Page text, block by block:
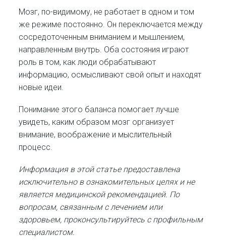
Мозг, по-видимому, не работает в одном и том
же режиме постоянно. Он переключается между
сосредоточенным вниманием и мышлением,
направленным внутрь. Оба состояния играют
роль в том, как люди обрабатывают
информацию, осмысливают свой опыт и находят
новые идеи.
Понимание этого баланса помогает лучше
увидеть, каким образом мозг организует
внимание, воображение и мыслительный
процесс.
Информация в этой статье предоставлена
исключительно в ознакомительных целях и не
является медицинской рекомендацией. По
вопросам, связанным с лечением или
здоровьем, проконсультируйтесь с профильным
специалистом.